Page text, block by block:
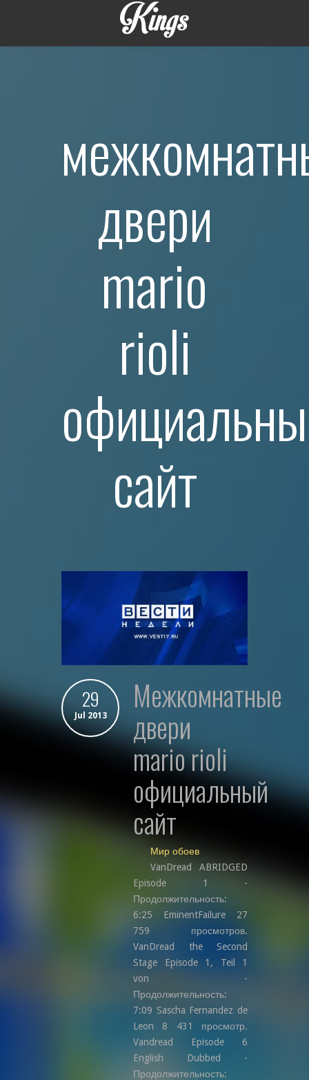
двери
mario
rioli
сайт
29
Jul 2013 межкомнатные
двери
mario rioli
официальный
сайт
Мир обоев
VanDread ABRIDGED
Episode 1 -
Продолжительность:
6:25 EminentFailure 27
759 просмотров.
VanDread the Second
Stage Episode 1, Teil 1
von -
Продолжительность:
7:09 Sascha Fernandez de
Leon 8 431 просмотр.
Vandread Episode 6
English Dubbed -
Продолжительность: